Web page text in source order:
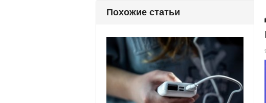
Похожие статьи